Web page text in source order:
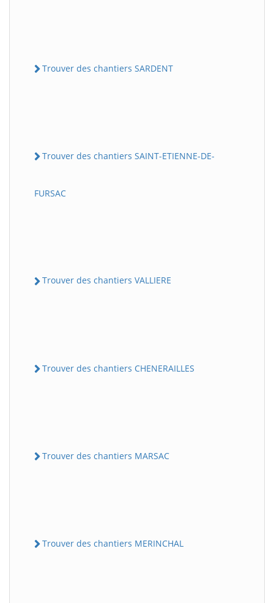
Trouver des chantiers SARDENT
Trouver des chantiers SAINT-ETIENNE-DE-
FURSAC
Trouver des chantiers VALLIERE
Trouver des chantiers CHENERAILLES
Trouver des chantiers MARSAC
Trouver des chantiers MERINCHAL